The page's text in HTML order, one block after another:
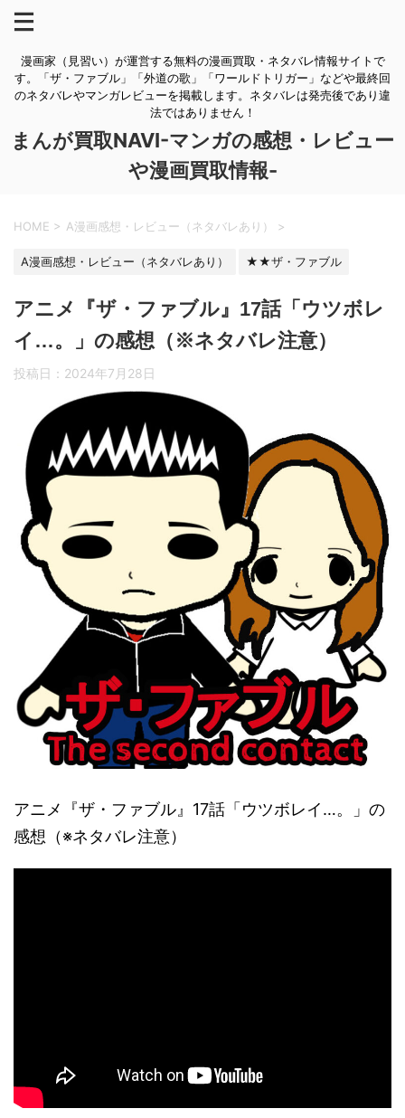
漫画家（見習い）が運営する無料の漫画買取・ネタバレ情報サイトで
す。「ザ・ファブル」「外道の歌」「ワールドトリガー」などや最終回
のネタバレやマンガレビューを掲載します。ネタバレは発売後であり違
法ではありません！
まんが買取NAVI-マンガの感想・レビュー
や漫画買取情報-
HOME > A漫画感想・レビュー（ネタバレあり） >
A漫画感想・レビュー（ネタバレあり） ★★ザ・ファブル
アニメ『ザ・ファブル』17話「ウツボレ
イ…。」の感想（※ネタバレ注意）
投稿日： 2024年7月28日
アニメ『ザ・ファブル』17話「ウツボレイ…。」の
感想（※ネタバレ注意）